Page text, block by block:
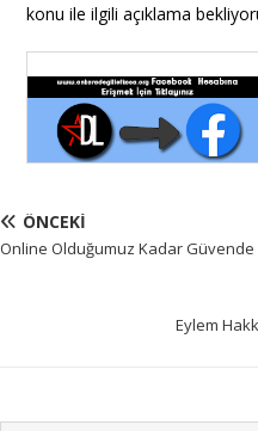
konu ile ilgili açıklama
ÖNCEKI
Online Olduğumuz Kadar
Eylem